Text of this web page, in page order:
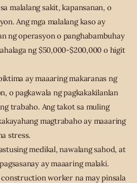
malalang sakit, kapansanan, o
Ang mga malalang kaso ay
ng operasyon o panghabambuhay
ng $50,000-$200,000 o higit
ay maaaring makaranas ng
o pagkawala ng pagkakakilanlan
trabaho. Ang takot sa muling
magtrabaho ay maaaring
stress.
medikal, nawalang sahod, at
ay maaaring malaki.
construction worker na may pinsala